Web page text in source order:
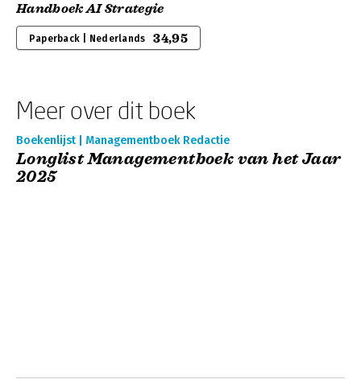
Handboek AI Strategie
Paperback | Nederlands 34,95
Meer over dit boek
Boekenlijst | Managementboek Redactie
Longlist Managementboek van het Jaar
2025